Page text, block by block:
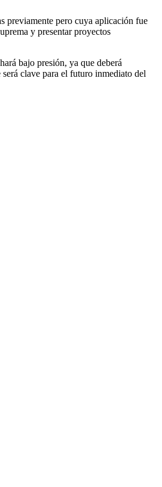
previamente pero cuya aplicación fue
y presentar proyectos
bajo presión, ya que deberá
clave para el futuro inmediato del